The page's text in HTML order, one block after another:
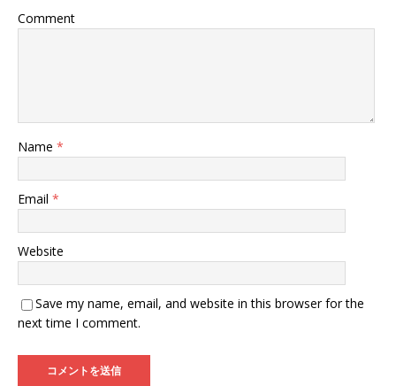
Comment
Name *
Email *
Website
Save my name, email, and website in this browser for the
next time I comment.